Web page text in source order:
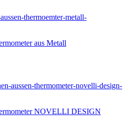
aus Metall
NOVELLI DESIGN